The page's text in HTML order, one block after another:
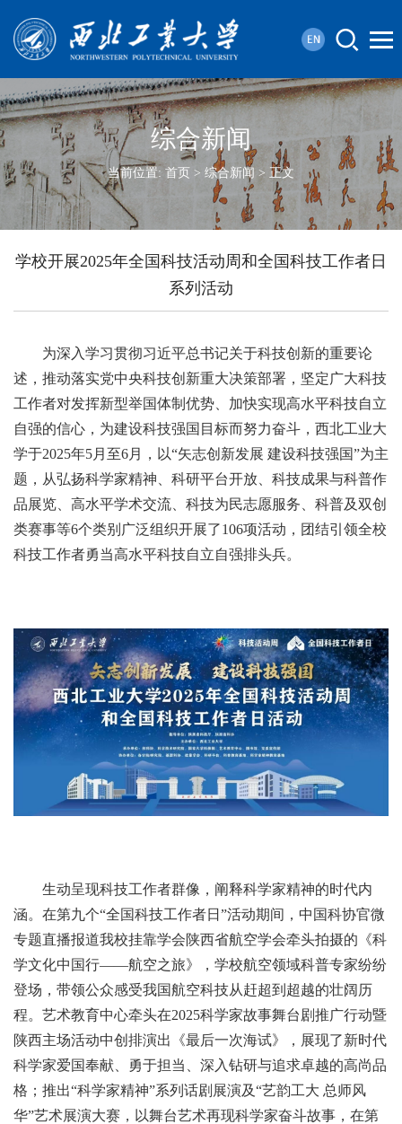
综合新闻
当前位置: 首页 > 综合新闻 > 正文
学校开展2025年全国科技活动周和全国科技工作者日
系列活动
为深入学习贯彻习近平总书记关于科技创新的重要论
述，推动落实党中央科技创新重大决策部署，坚定广大科技
工作者对发挥新型举国体制优势、加快实现高水平科技自立
自强的信心，为建设科技强国目标而努力奋斗，西北工业大
学于2025年5月至6月，以“矢志创新发展 建设科技强国”为主
题，从弘扬科学家精神、科研平台开放、科技成果与科普作
品展览、高水平学术交流、科技为民志愿服务、科普及双创
类赛事等6个类别广泛组织开展了106项活动，团结引领全校
科技工作者勇当高水平科技自立自强排头兵。
生动呈现科技工作者群像，阐释科学家精神的时代内
涵。在第九个“全国科技工作者日”活动期间，中国科协官微
专题直播报道我校挂靠学会陕西省航空学会牵头拍摄的《科
学文化中国行——航空之旅》，学校航空领域科普专家纷纷
登场，带领公众感受我国航空科技从赶超到超越的壮阔历
程。艺术教育中心牵头在2025科学家故事舞台剧推广行动暨
陕西主场活动中创排演出《最后一次海试》，展现了新时代
科学家爱国奉献、勇于担当、深入钻研与追求卓越的高尚品
格；推出“科学家精神”系列话剧展演及“艺韵工大 总师风
华”艺术展演大赛，以舞台艺术再现科学家奋斗故事，在第